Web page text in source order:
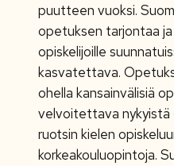
puutteen vuoksi.
opetuksen tarjontaa
opiskelijoille
kasvatettava.
ohella kansainvälisiä
velvoitettava nykyistä
ruotsin kielen
korkeakouluopintoja.